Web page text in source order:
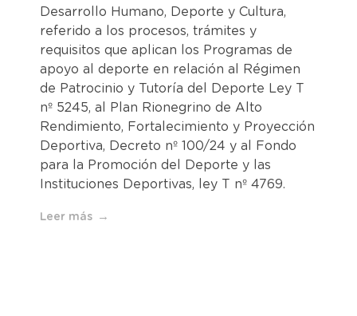
Desarrollo Humano, Deporte y Cultura,
referido a los procesos, trámites y
requisitos que aplican los Programas de
apoyo al deporte en relación al Régimen
de Patrocinio y Tutoría del Deporte Ley T
nº 5245, al Plan Rionegrino de Alto
Rendimiento, Fortalecimiento y Proyección
Deportiva, Decreto nº 100/24 y al Fondo
para la Promoción del Deporte y las
Instituciones Deportivas, ley T nº 4769.
Leer más